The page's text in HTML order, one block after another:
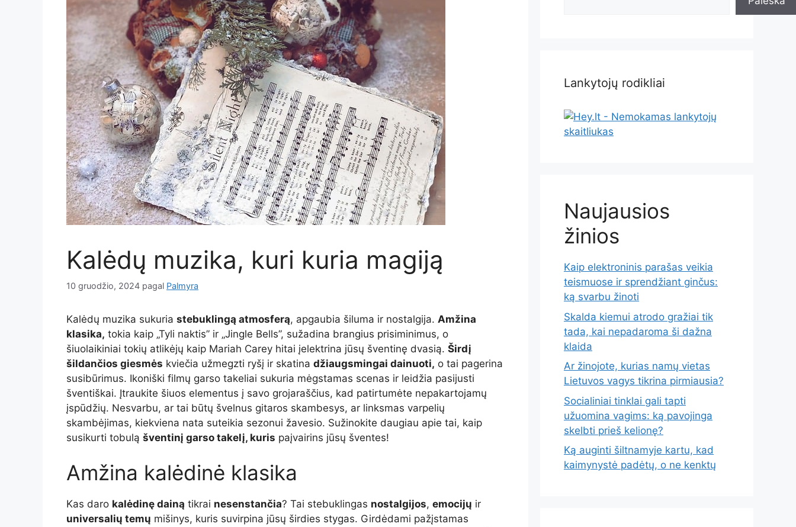
Kalėdų muzika, kuri kuria magiją
10 gruodžio, 2024 pagal Palmyra
Kalėdų muzika sukuria stebuklingą atmosferą, apgaubia šiluma ir nostalgija. Amžina
klasika, tokia kaip „Tyli naktis” ir „Jingle Bells”, sužadina brangius prisiminimus, o
šiuolaikiniai tokių atlikėjų kaip Mariah Carey hitai įelektrina jūsų šventinę dvasią. Širdį
šildančios giesmės kviečia užmegzti ryšį ir skatina džiaugsmingai dainuoti, o tai pagerina
susibūrimus. Ikoniški filmų garso takeliai sukuria mėgstamas scenas ir leidžia pasijusti
šventiškai. Įtraukite šiuos elementus į savo grojaraščius, kad patirtumėte nepakartojamų
įspūdžių. Nesvarbu, ar tai būtų švelnus gitaros skambesys, ar linksmas varpelių
skambėjimas, kiekviena nata suteikia sezonui žavesio. Sužinokite daugiau apie tai, kaip
susikurti tobulą šventinį garso takelį, kuris paįvairins jūsų šventes!
Amžina kalėdinė klasika
Kas daro kalėdinę dainą tikrai nesenstančia? Tai stebuklingas nostalgijos, emocijų ir
universalių temų mišinys, kuris suvirpina jūsų širdies stygas. Girdėdami pažįstamas
Lankytojų rodikliai
Naujausios
žinios
Kaip elektroninis parašas veikia
teismuose ir sprendžiant ginčus:
ką svarbu žinoti
Skalda kiemui atrodo gražiai tik
tada, kai nepadaroma ši dažna
klaida
Ar žinojote, kurias namų vietas
Lietuvos vagys tikrina pirmiausia?
Socialiniai tinklai gali tapti
užuomina vagims: ką pavojinga
skelbti prieš kelionę?
Ką auginti šiltnamyje kartu, kad
kaimynystė padėtų, o ne kenktų